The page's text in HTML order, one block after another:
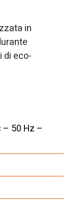
in
di eco-
– 50 Hz –